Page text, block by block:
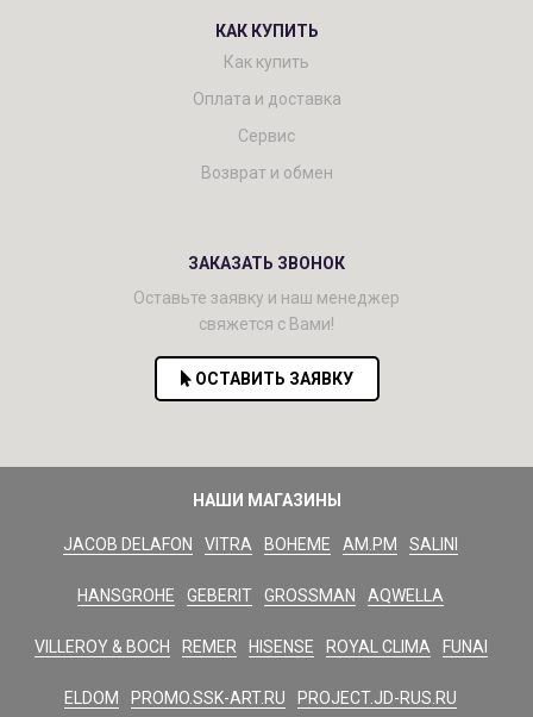
КАК КУПИТЬ
Как купить
Оплата и доставка
Сервис
Возврат и обмен
ЗАКАЗАТЬ ЗВОНОК
Оставьте заявку и наш менеджер
свяжется с Вами!
ОСТАВИТЬ ЗАЯВКУ
НАШИ МАГАЗИНЫ
JACOB DELAFON VITRA BOHEME AM.PM SALINI
HANSGROHE GEBERIT GROSSMAN AQWELLA
VILLEROY & BOCH REMER HISENSE ROYAL CLIMA FUNAI
ELDOM PROMO.SSK-ART.RU PROJECT.JD-RUS.RU